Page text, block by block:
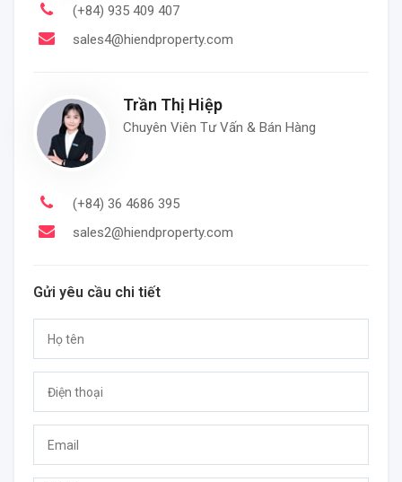
(+84) 935 409 407
sales4@hiendproperty.com
Trần Thị Hiệp
Chuyên Viên Tư Vấn & Bán Hàng
(+84) 36 4686 395
sales2@hiendproperty.com
Gửi yêu cầu chi tiết